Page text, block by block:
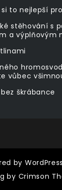
to nejlepší
stěhování s
a výplňovým
vůbec
škrábance
by WordPress
by Crimson